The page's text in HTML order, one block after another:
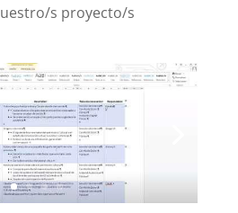
s proyecto/s